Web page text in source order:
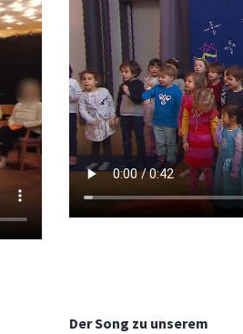
Der Song zu unserem